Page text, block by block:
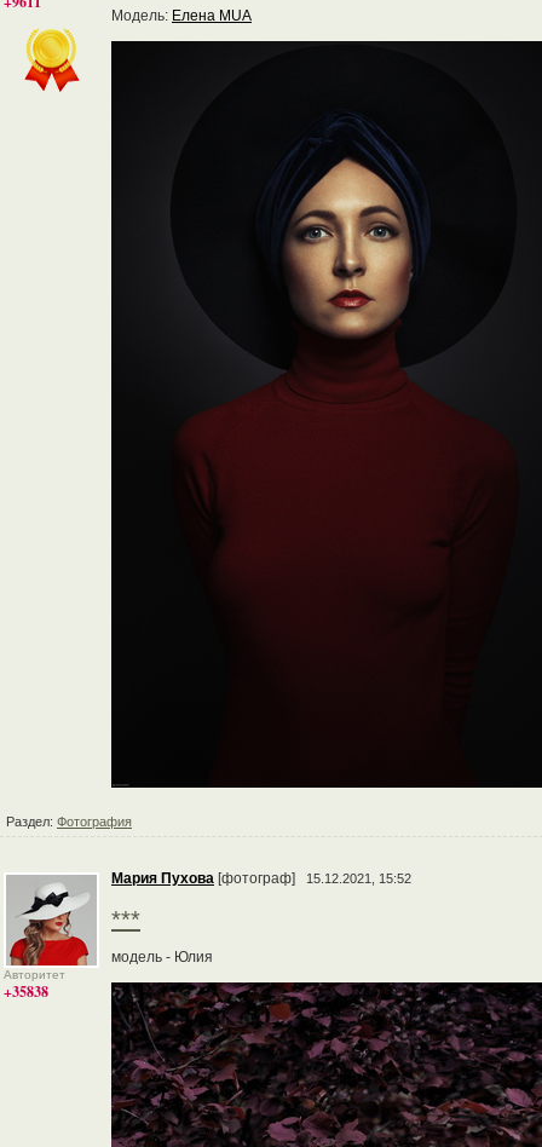
Модель: Елена MUA
Раздел: Фотография
Авторитет
+35838
Мария Пухова [фотограф] 15.12.2021, 15:52
***
модель - Юлия